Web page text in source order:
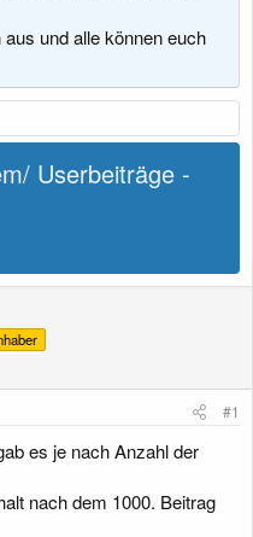
und alle können euch
Userbeiträge -
#1
es je nach Anzahl der
nach dem 1000. Beitrag